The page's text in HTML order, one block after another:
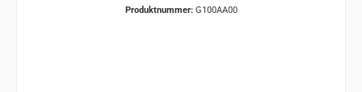
Produktnummer: G100AA00